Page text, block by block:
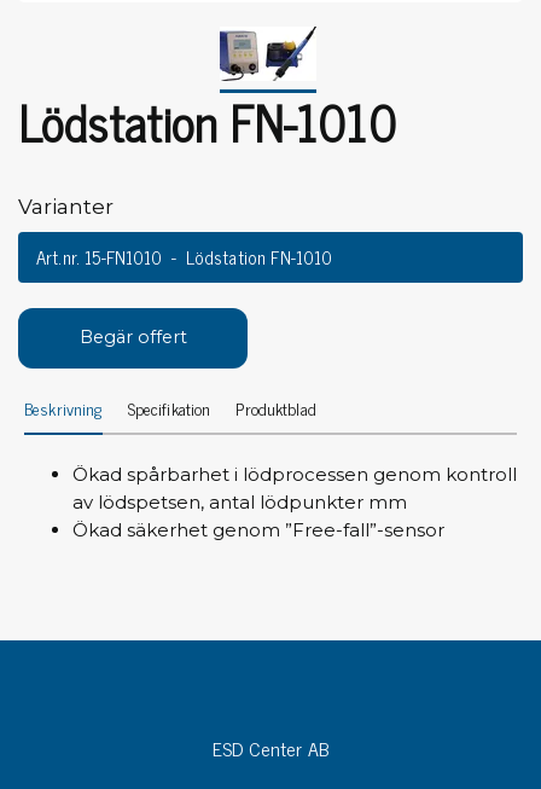
Lödstation FN-1010
Varianter
Art.nr. 15-FN1010 Lödstation FN-1010
Begär offert
Beskrivning Specifikation Produktblad
Ökad spårbarhet i lödprocessen genom kontroll
av lödspetsen, antal lödpunkter mm
Ökad säkerhet genom ”Free-fall”-sensor
ESD Center AB